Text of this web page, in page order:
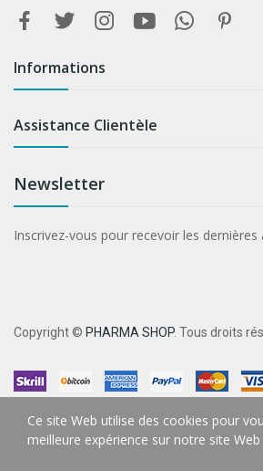
Informations
Assistance Clientèle
Newsletter
Inscrivez-vous pour recevoir les
Copyright © PHARMA SHOP. Tous droits
Ce site Web utilise des cookies pour
meilleure expérience sur notre site Web